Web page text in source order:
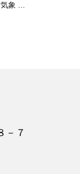
象 ...
－７